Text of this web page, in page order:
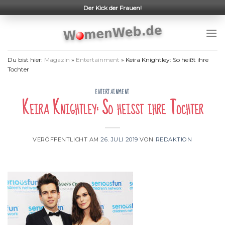
to
Der Kick der Frauen!
Du bist hier: Magazin » Entertainment » Keira Knightley: So heißt ihre
Tochter
ENTERTAINMENT
Keira Knightley: So heißt ihre Tochter
VERÖFFENTLICHT AM26. JULI 2019 VON REDAKTION